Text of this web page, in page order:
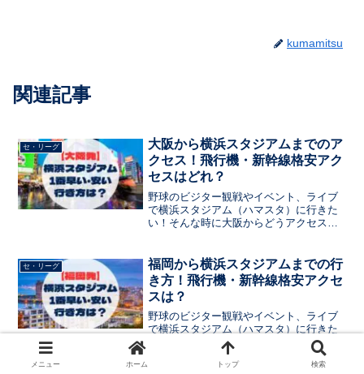
kumamitsu
関連記事
セ・リーグ
大阪から横浜スタジアムまでのア
クセス！飛行機・新幹線格安アク
セスはどれ？
野球のビジター観戦やイベント、ライブ
で横浜スタジアム（ハマスタ）に行きた
い！そんな時に大阪からどうアクセスす
この記事では、横浜スタジアムから大阪
までの移動方法を、費用・時間・快適さ
で徹底比較。あなたにピッタリのルート
が5分でわかります！
セ・リーグ
福岡から横浜スタジアムまでの行
き方！飛行機・新幹線格安アクセ
スは？
野球のビジター観戦やイベント、ライブ
で横浜スタジアム（ハマスタ）に行きた
い！そんな時に福岡からどうアクセスす
るのが一番早い？安い？自分に合った行
き方を知りたいですよね。この記事では
メニュー ホーム トップ 検索